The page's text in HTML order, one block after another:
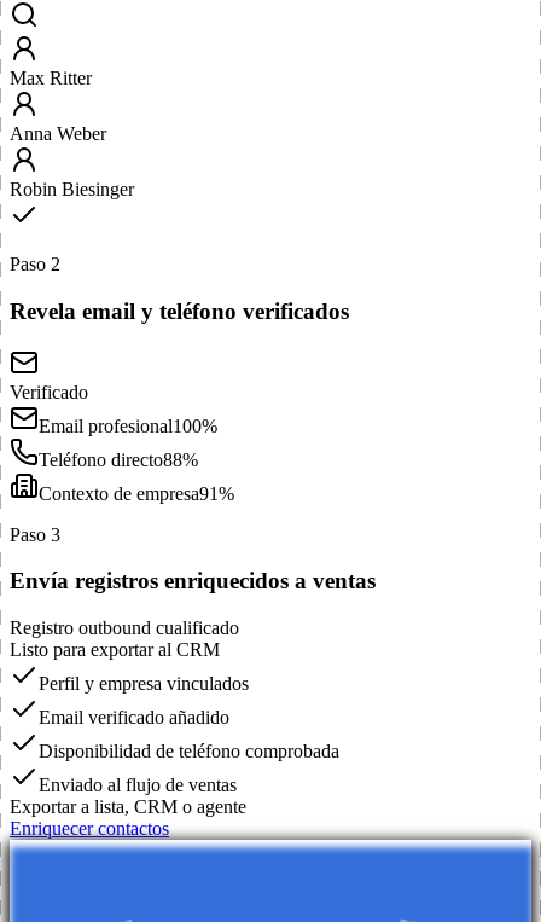
Max Ritter
Anna Weber
Robin Biesinger
Paso 2
Revela email y teléfono verificados
Verificado
Email profesional100%
Teléfono directo88%
Contexto de empresa91%
Paso 3
Envía registros enriquecidos a ventas
Registro outbound cualificado
Listo para exportar al CRM
Perfil y empresa vinculados
Email verificado añadido
Disponibilidad de teléfono comprobada
Enviado al flujo de ventas
Exportar a lista, CRM o agente
Enriquecer contactos